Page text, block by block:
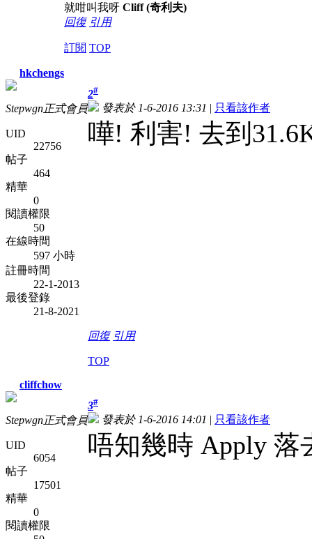
就咁叫我呀 Cliff (奇利夫)
回復 引用
訂閱 TOP
hkchengs
Stepwgn正式會員
UID
22756
帖子
464
精華
0
閱讀權限
50
在線時間
597 小時
註冊時間
22-1-2013
最後登錄
21-8-2021
2#
發表於 1-6-2016 13:31 | 只看該作者
嘩! 利害! 去到
回復 引用
TOP
cliffchow
Stepwgn正式會員
UID
6054
帖子
17501
精華
0
閱讀權限
3#
發表於 1-6-2016 14:01 | 只看該作者
唔知幾時 Apply 落